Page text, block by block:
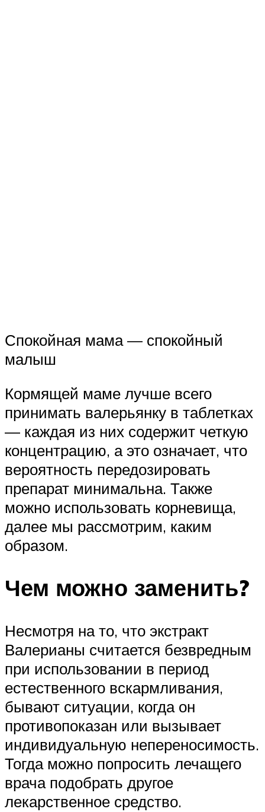
Спокойная мама — спокойный
малыш
Кормящей маме лучше всего
принимать валерьянку в таблетках
— каждая из них содержит четкую
концентрацию, а это означает, что
вероятность передозировать
препарат минимальна. Также
можно использовать корневища,
далее мы рассмотрим, каким
образом.
Чем можно заменить?
Несмотря на то, что экстракт
Валерианы считается безвредным
при использовании в период
естественного вскармливания,
бывают ситуации, когда он
противопоказан или вызывает
индивидуальную непереносимость.
Тогда можно попросить лечащего
врача подобрать другое
лекарственное средство.